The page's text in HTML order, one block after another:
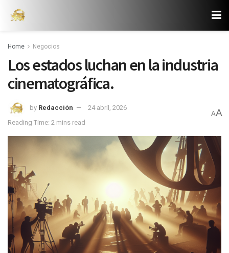
Home Negocios
Los estados luchan en la industria
cinematográfica.
by Redacción
24 abril, 2026
Reading Time: 2 mins read
AA